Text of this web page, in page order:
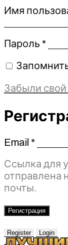
Имя
Пароль *
Забыли свой
Email *
Ссылка для
отправлена
почты.
Регистрация
Register Login